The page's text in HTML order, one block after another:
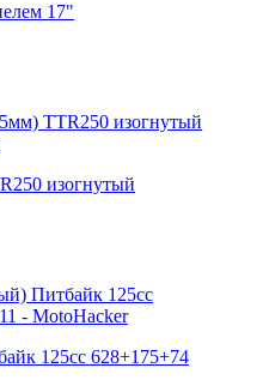
17"
изогнутый
125сс 628+175+74